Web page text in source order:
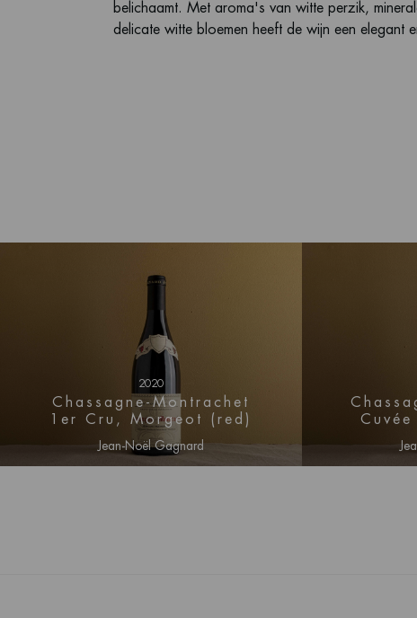
belichaamt. Met aroma's van witte perzik,
delicate witte bloemen heeft de wijn een elegant
2020
Chassagne-Montrachet
1er Cru, Morgeot (red)
Jean-Noël Gagnard